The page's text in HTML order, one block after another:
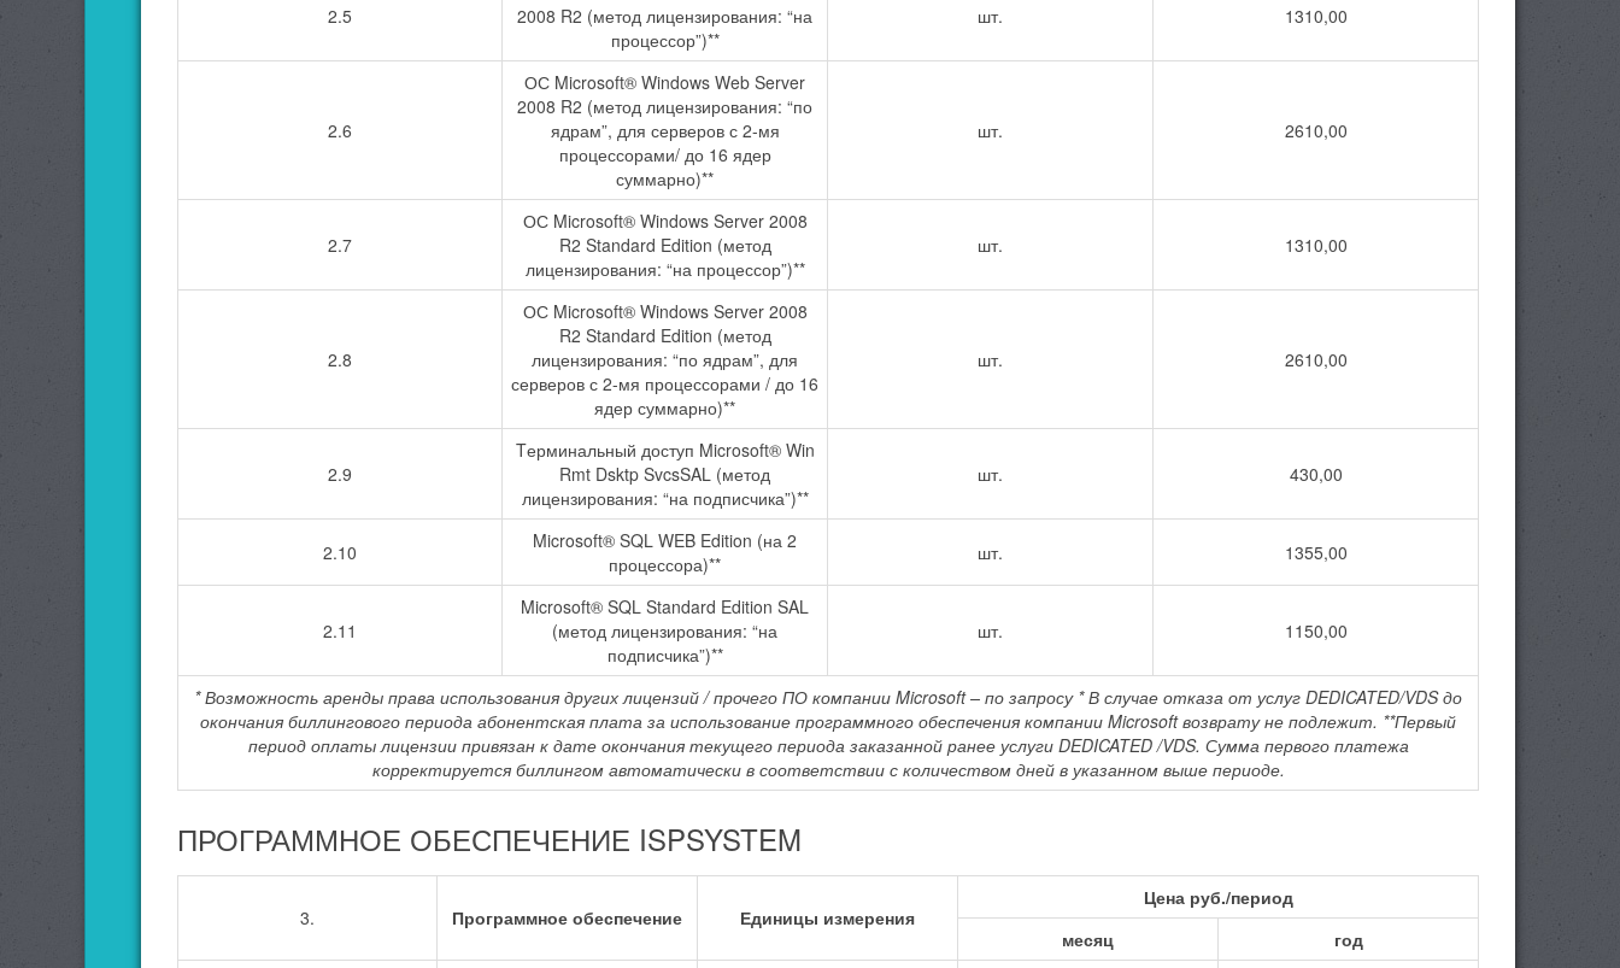
2.5
2008 R2 (метод лицензирования: “на
процессор”)**
шт. 1310,00
2.6
ОС Microsoft® Windows Web Server
2008 R2 (метод лицензирования: “по
ядрам”, для серверов с 2-мя
процессорами/ до 16 ядер
суммарно)**
шт. 2610,00
2.7
ОС Microsoft® Windows Server 2008
R2 Standard Edition (метод
лицензирования: “на процессор”)**
шт. 1310,00
2.8
ОС Microsoft® Windows Server 2008
R2 Standard Edition (метод
лицензирования: “по ядрам”, для
серверов с 2-мя процессорами / до 16
ядер суммарно)**
шт. 2610,00
2.9
Tерминальный доступ Microsoft® Win
Rmt Dsktp SvcsSAL (метод
лицензирования: “на подписчика”)**
шт. 430,00
2.10
Microsoft® SQL WEB Edition (на 2
процессора)**
шт. 1355,00
2.11
Microsoft® SQL Standard Edition SAL
(метод лицензирования: “на
подписчика”)**
шт. 1150,00
* Возможность аренды права использования других лицензий / прочего ПО компании Microsoft – по запросу * В случае отказа от услуг DEDICATED/VDS до
окончания биллингового периода абонентская плата за использование программного обеспечения компании Microsoft возврату не подлежит. **Первый
период оплаты лицензии привязан к дате окончания текущего периода заказанной ранее услуги DEDICATED /VDS. Сумма первого платежа
корректируется биллингом автоматически в соответствии с количеством дней в указанном выше периоде.
ПРОГРАММНОЕ ОБЕСПЕЧЕНИЕ ISPSYSTEM
3. Программное обеспечение Единицы измерения
Цена руб./период
месяц
год